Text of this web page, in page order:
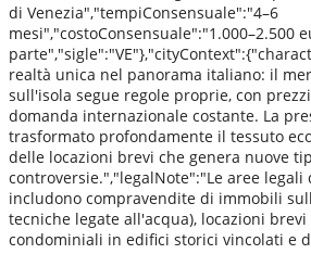
di Venezia","tempiConsensuale":"4–6
mesi","costoConsensuale":"1.000–2.500
realtà unica nel panorama italiano: il
sull'isola segue regole proprie, con
domanda internazionale costante. La
trasformato profondamente il tessuto
delle locazioni brevi che genera nuove
controversie.","legalNote":"Le aree legali
includono compravendite di immobili
tecniche legate all'acqua), locazioni
condominiali in edifici storici vincolati e